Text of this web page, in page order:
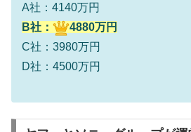
A社：4140万円
B社：
4880万円
C社：3980万円
D社：4500万円